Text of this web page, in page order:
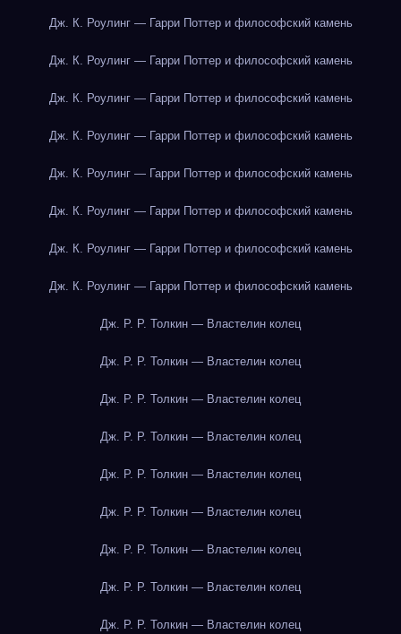
Дж. К. Роулинг — Гарри Поттер и философский камень
Дж. К. Роулинг — Гарри Поттер и философский камень
Дж. К. Роулинг — Гарри Поттер и философский камень
Дж. К. Роулинг — Гарри Поттер и философский камень
Дж. К. Роулинг — Гарри Поттер и философский камень
Дж. К. Роулинг — Гарри Поттер и философский камень
Дж. К. Роулинг — Гарри Поттер и философский камень
Дж. К. Роулинг — Гарри Поттер и философский камень
Дж. Р. Р. Толкин — Властелин колец
Дж. Р. Р. Толкин — Властелин колец
Дж. Р. Р. Толкин — Властелин колец
Дж. Р. Р. Толкин — Властелин колец
Дж. Р. Р. Толкин — Властелин колец
Дж. Р. Р. Толкин — Властелин колец
Дж. Р. Р. Толкин — Властелин колец
Дж. Р. Р. Толкин — Властелин колец
Дж. Р. Р. Толкин — Властелин колец